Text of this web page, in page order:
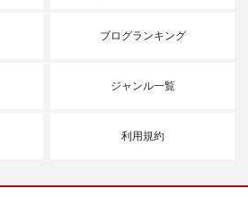
ブログランキング
ジャンル一覧
利用規約